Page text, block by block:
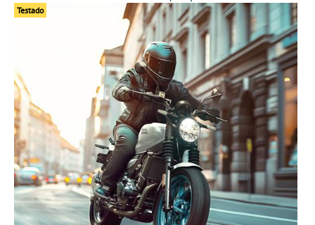
Testado